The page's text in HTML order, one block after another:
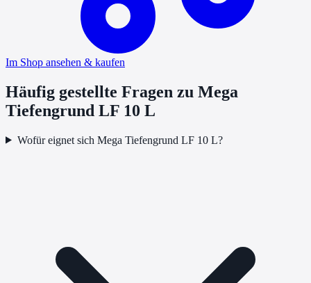
Im Shop ansehen & kaufen
Häufig gestellte Fragen zu Mega
Tiefengrund LF 10 L
Wofür eignet sich Mega Tiefengrund LF 10 L?